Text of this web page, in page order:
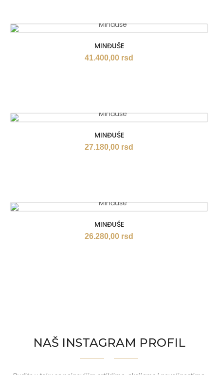
MINĐUŠE
41.400,00 rsd
MINĐUŠE
27.180,00 rsd
MINĐUŠE
26.280,00 rsd
NAŠ INSTAGRAM PROFIL